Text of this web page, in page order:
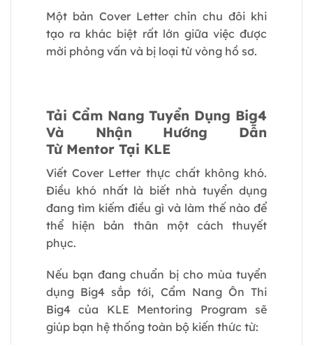
Một bản Cover Letter chỉn chu đôi khi
tạo ra khác biệt rất lớn giữa việc được
mời phỏng vấn và bị loại từ vòng hồ sơ.
Tải Cẩm Nang Tuyển Dụng Big4
Và Nhận Hướng Dẫn
Từ Mentor Tại KLE
Viết Cover Letter thực chất không khó.
Điều khó nhất là biết nhà tuyển dụng
đang tìm kiếm điều gì và làm thế nào để
thể hiện bản thân một cách thuyết
phục.
Nếu bạn đang chuẩn bị cho mùa tuyển
dụng Big4 sắp tới, Cẩm Nang Ôn Thi
Big4 của KLE Mentoring Program sẽ
giúp bạn hệ thống toàn bộ kiến thức từ: